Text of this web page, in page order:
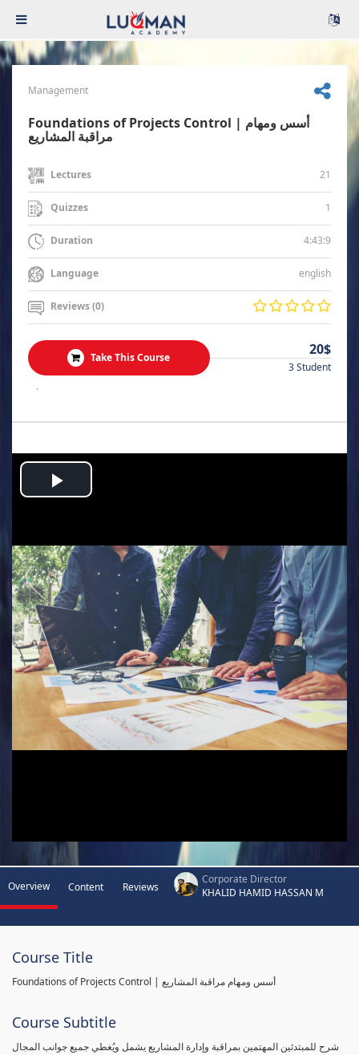
Management
Foundations of Projects Control | أسس ومهام
مراقبة المشاريع
Lectures 21
Quizzes 1
Duration 4:43:9
Language english
Reviews (0)
Take This Course 20$
3 Student
.
Play
Overview Content Reviews
Corporate Director
KHALID HAMID HASSAN M
Course Title
Foundations of Projects Control | أسس ومهام مراقبة المشاريع
Course Subtitle
شرح للمبتدئين المهتمين بمراقبة وإدارة المشاريع يشمل ويُغطي جميع جوانب المجال